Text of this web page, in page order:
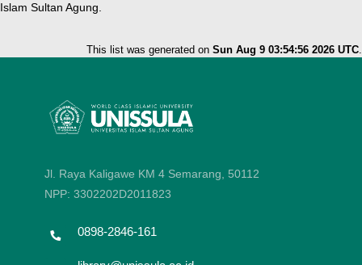
Islam Sultan Agung.
This list was generated on Sun Aug 9 03:54:56 2026 UTC.
Jl. Raya Kaligawe KM 4 Semarang, 50112
NPP: 3302202D2011823
0898-2846-161